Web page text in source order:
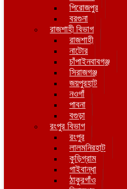
পিরোজপুর
বরগুনা
রাজশাহী বিভাগ
রাজশাহী
নাটোর
চাঁপাইনবাবগঞ্জ
সিরাজগঞ্জ
জয়পুরহাট
নওগাঁ
পাবনা
বগুড়া
রংপুর বিভাগ
রংপুর
লালমনিরহাট
কুড়িগ্রাম
গাইবান্ধা
ঠাকুরগাঁও